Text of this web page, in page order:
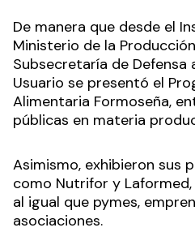
De manera que desde el
Ministerio de la
Subsecretaría de Defensa
Usuario se presentó el
Alimentaria Formoseña,
públicas en materia
Asimismo, exhibieron sus
como Nutrifor y Laformed,
al igual que pymes,
asociaciones.